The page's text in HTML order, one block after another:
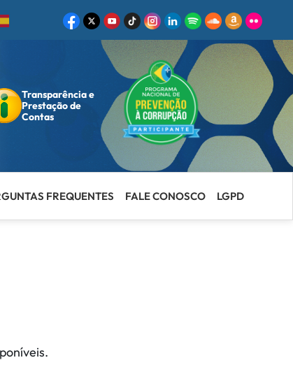
Transparência e
Prestação de
Contas
FREQUENTES FALE CONOSCO LGPD